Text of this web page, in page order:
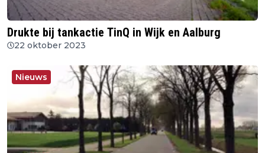
Drukte bij tankactie TinQ in Wijk en Aalburg
22 oktober 2023
Nieuws